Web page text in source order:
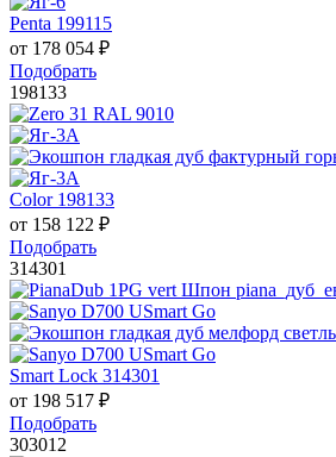
Penta 199115
от 178 054 ₽
Подобрать
198133
Color 198133
от 158 122 ₽
Подобрать
314301
Smart Lock 314301
от 198 517 ₽
Подобрать
303012